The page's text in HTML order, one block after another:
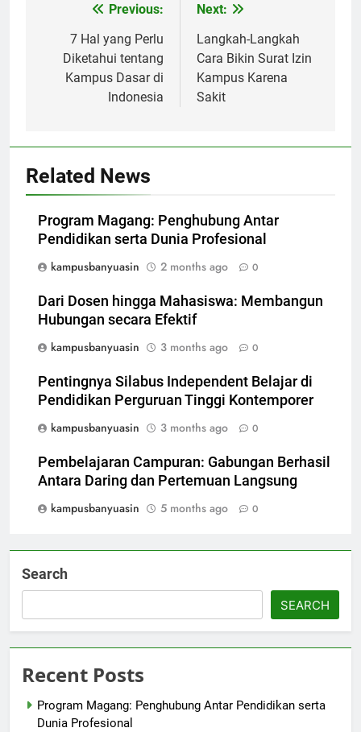
navigation
Previous:
7 Hal yang Perlu
Diketahui tentang
Kampus Dasar di
Indonesia
Next:
Langkah-Langkah
Cara Bikin Surat Izin
Kampus Karena
Sakit
Related News
Program Magang: Penghubung Antar
Pendidikan serta Dunia Profesional
kampusbanyuasin
2 months ago 0
Dari Dosen hingga Mahasiswa: Membangun
Hubungan secara Efektif
kampusbanyuasin
3 months ago 0
Pentingnya Silabus Independent Belajar di
Pendidikan Perguruan Tinggi Kontemporer
kampusbanyuasin
3 months ago 0
Pembelajaran Campuran: Gabungan Berhasil
Antara Daring dan Pertemuan Langsung
kampusbanyuasin
5 months ago 0
Search
SEARCH
Recent Posts
Program Magang: Penghubung Antar Pendidikan serta
Dunia Profesional